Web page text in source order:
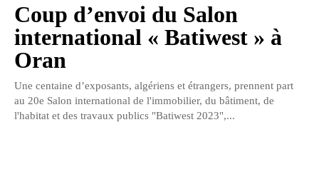
Coup d’envoi du Salon
international « Batiwest » à
Oran
Une centaine d’exposants, algériens et étrangers, prennent part
au 20e Salon international de l'immobilier, du bâtiment, de
l'habitat et des travaux publics "Batiwest 2023",...